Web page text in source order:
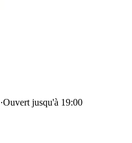
·Ouvert jusqu'à 19:00